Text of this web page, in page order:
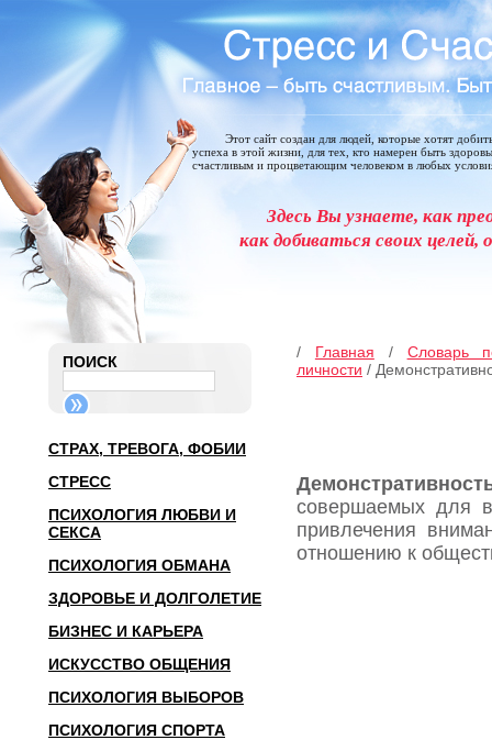
Этот сайт создан для людей, которые хотят
успеха в этой жизни, для тех, кто намерен быть
счастливым и процветающим человеком в любых
Здесь Вы узнаете, как
как добиваться своих
ПОИСК
СТРАХ, ТРЕВОГА, ФОБИИ
СТРЕСС
ПСИХОЛОГИЯ ЛЮБВИ И
СЕКСА
ПСИХОЛОГИЯ ОБМАНА
ЗДОРОВЬЕ И ДОЛГОЛЕТИЕ
БИЗНЕС И КАРЬЕРА
ИСКУССТВО ОБЩЕНИЯ
ПСИХОЛОГИЯ ВЫБОРОВ
ПСИХОЛОГИЯ СПОРТА
/ Главная / Словарь
личности /
совершаемых для
привлечения
отношению к